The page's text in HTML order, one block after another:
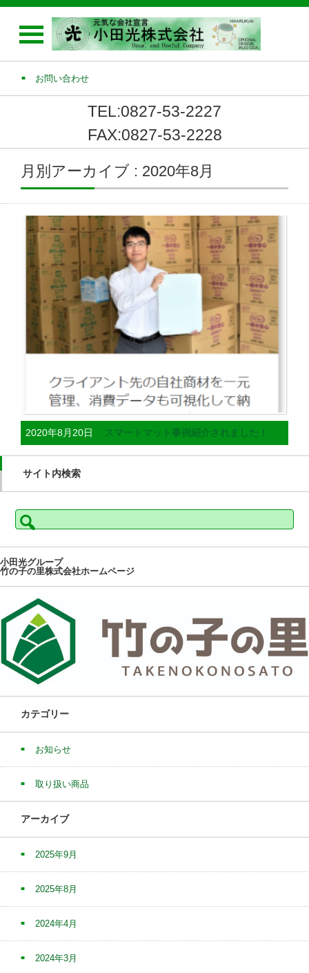
お問い合わせ
TEL:0827-53-2227
FAX:0827-53-2228
月別アーカイブ : 2020年8月
2020年8月20日 スマートマット事例紹介されました！
サイト内検索
検
索:
小田光グループ
竹の子の里株式会社ホームページ
カテゴリー
お知らせ
取り扱い商品
アーカイブ
2025年9月
2025年8月
2024年4月
2024年3月